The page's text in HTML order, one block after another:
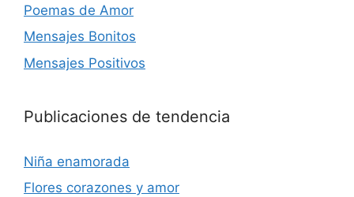
Poemas de Amor
Mensajes Bonitos
Mensajes Positivos
Publicaciones de tendencia
Niña enamorada
Flores corazones y amor